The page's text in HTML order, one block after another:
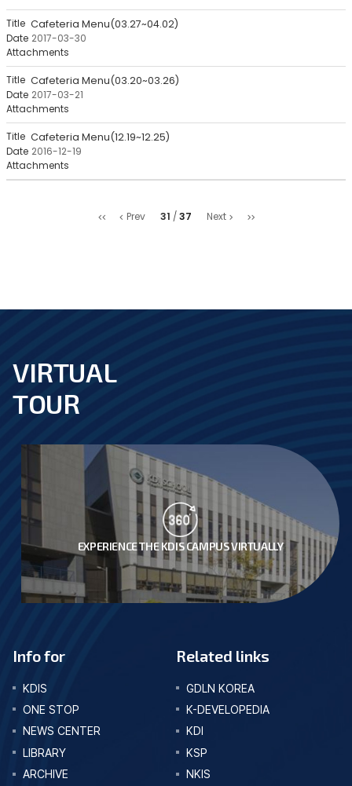
수
Cafeteria Menu(03.27~04.02)
2017-03-30
Cafeteria Menu(03.20~03.26)
2017-03-21
Cafeteria Menu(12.19~12.25)
2016-12-19
처
Prev 31 37 Next
마
footer
VIRTUAL
TOUR
EXPERIENCE THE KDIS CAMPUS VIRTUALLY
Info for
KDIS
ONE STOP
NEWS CENTER
LIBRARY
ARCHIVE
Related links
GDLN KOREA
K-DEVELOPEDIA
KDI
KSP
NKIS